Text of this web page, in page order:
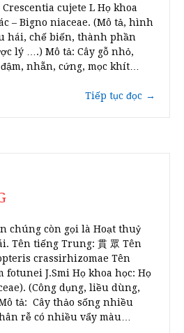
cujete L Họ khoa
– Bigno niaceae. (Mô tả, hình
hái, chế biến, thành phần
lý ….) Mô tả: Cây gỗ nhỏ,
nhẵn, cứng, mọc khít…
Tiếp tục đọc →
chúng còn gọi là Hoạt thuỷ
Tên tiếng Trung: 貫 眾 Tên
crassirhizomae Tên
fotunei J.Smi Họ khoa học: Họ
(Công dụng, liều dùng,
tả: Cây thảo sống nhiều
rễ có nhiều vẩy màu…